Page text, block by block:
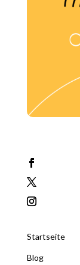
Startseite
Blog